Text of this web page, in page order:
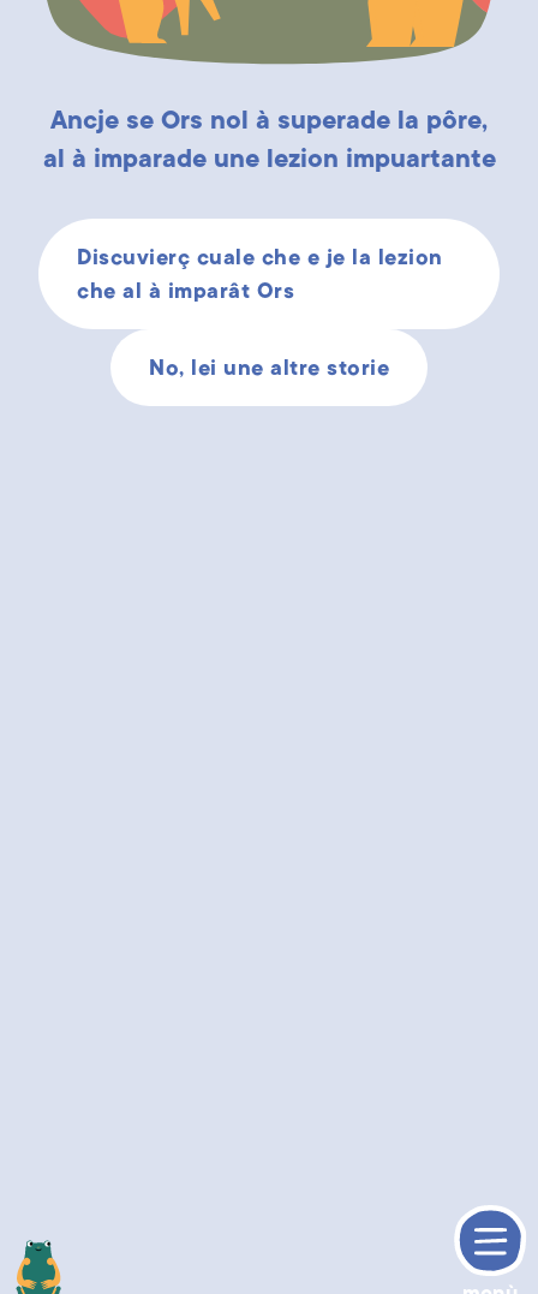
Ancje se Ors nol à superade la pôre,
al à imparade une lezion impuartante
Discuvierç cuale che e je la lezion
che al à imparât Ors
No, lei une altre storie